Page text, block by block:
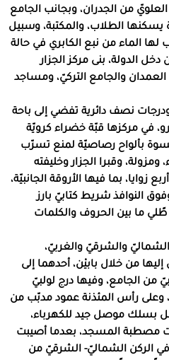
من الجدران، وبجانب الجامع
الطلاب، والمكتبة، وسبيل
لها الماء من نبع الكابري في حالة
الدولة، بنى مركز الجزار
العمدان والجامع التركيّ، ومساجد
نصف دائرية تفضي إلى باحة
في مركزها قبّة خضراء كرويّة
بألواح رصاصيّة لمنع تسرّب
ومزولة، وقبرا الجزار وخليفته
زوايا، بما فيها الأروقة الجانبيّة،
النوافذ شريط كتابيّ بارز
ما بين الحروف والكلمات
والشرقيّ والغربيّ،
من خلال بابيْن، أحدهما إلى
من الجامع، وفيها درج لولبيّ
وعلى رأس المئذنة عمود مدبّب من
بسلك موصل جيد للكهرباء،
مصطبة المسجد، بعدما أصيبت
الآخر في الركن الشماليّ- الشرقيّ من